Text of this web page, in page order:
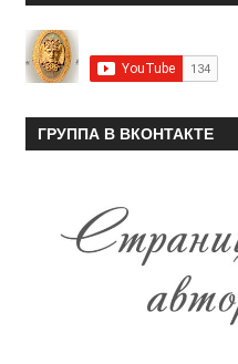
ГРУППА В ВКОНТАКТЕ